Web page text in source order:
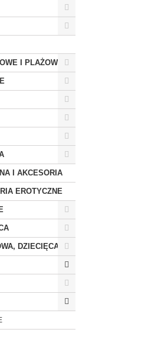
I PLAŻOWE
I AKCESORIA
EROTYCZNE
DZIECIĘCA